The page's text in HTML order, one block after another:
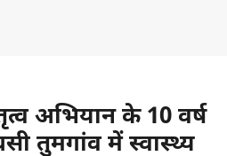
अभियान के 10 वर्ष
तुमगांव में स्वास्थ्य